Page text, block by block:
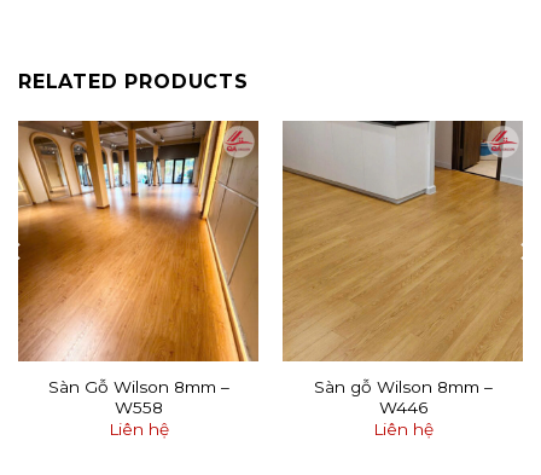
RELATED PRODUCTS
Sàn Gỗ Wilson 8mm –
W558
Liên hệ
Sàn gỗ Wilson 8mm –
W446
Liên hệ